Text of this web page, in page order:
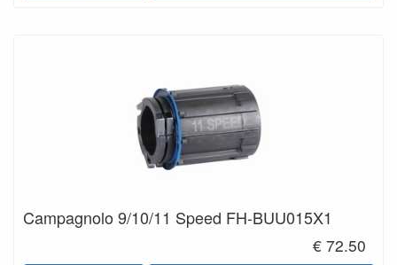
Campagnolo 9/10/11 Speed FH-BUU015X1
€ 72.50